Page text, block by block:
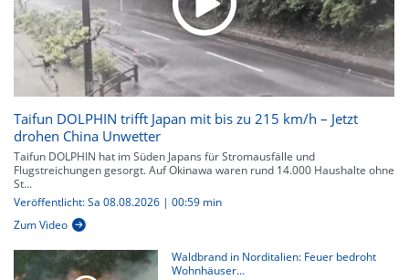
Taifun DOLPHIN trifft Japan mit bis zu 215 km/h – Jetzt
drohen China Unwetter
Taifun DOLPHIN hat im Süden Japans für Stromausfälle und
Flugstreichungen gesorgt. Auf Okinawa waren rund 14.000 Haushalte ohne
St...
Veröffentlicht: Sa 08.08.2026 | 00:59 min
Zum Video
Waldbrand in Norditalien: Feuer bedroht
Wohnhäuser...